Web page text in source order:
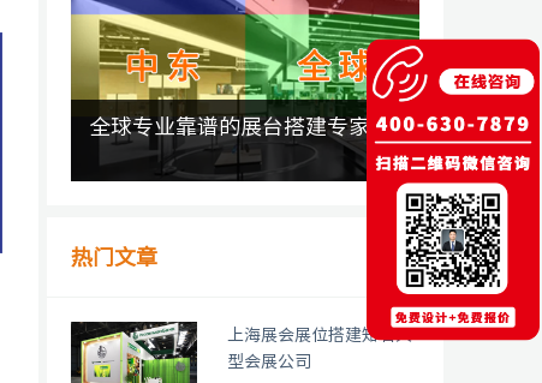
全球专业靠谱的展台搭建专家
热门文章
上海展会展位搭建知名大
型会展公司